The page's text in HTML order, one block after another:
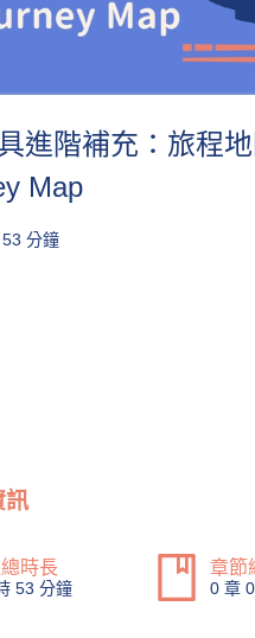
訊
時長
53 分鐘
章節
0 章
進階補充：旅程
Map
分鐘